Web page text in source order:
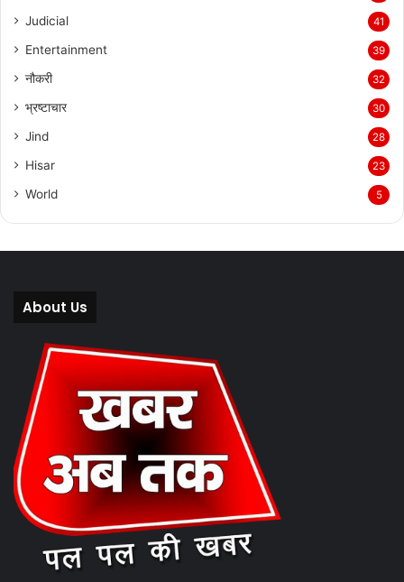
Judicial 41
Entertainment 39
नौकरी 32
भ्रष्टाचार 30
Jind 28
Hisar 23
World 5
About Us